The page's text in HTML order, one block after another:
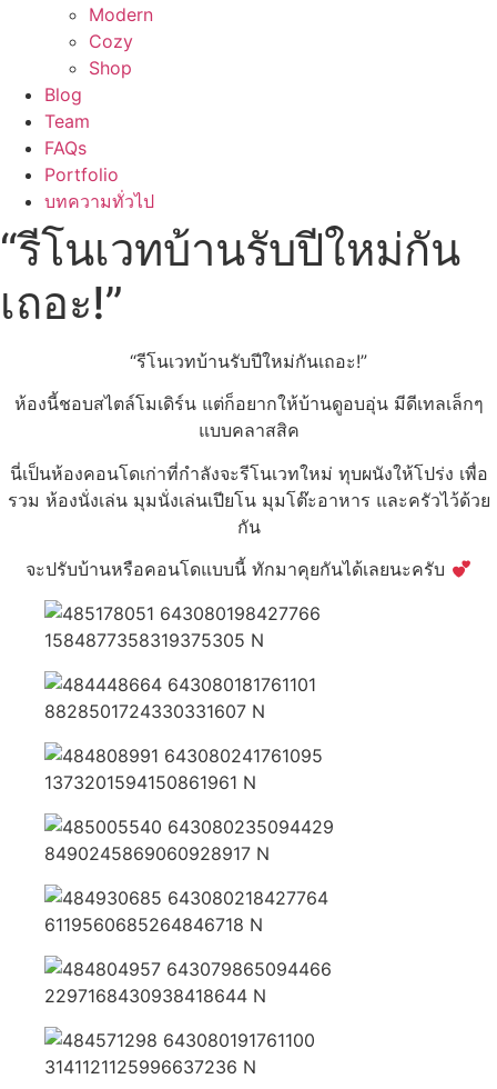
Modern
Cozy
Shop
Blog
Team
FAQs
Portfolio
บทความทั่วไป
“รีโนเวทบ้านรับปีใหม่กัน
เถอะ!”
“รีโนเวทบ้านรับปีใหม่กันเถอะ!”
ห้องนี้ชอบสไตล์โมเดิร์น แต่ก็อยากให้บ้านดูอบอุ่น มีดีเทลเล็กๆ
แบบคลาสสิค
นี่เป็นห้องคอนโดเก่าที่กำลังจะรีโนเวทใหม่ ทุบผนังให้โปร่ง เพื่อ
รวม ห้องนั่งเล่น มุมนั่งเล่นเปียโน มุมโต๊ะอาหาร และครัวไว้ด้วย
กัน
จะปรับบ้านหรือคอนโดแบบนี้ ทักมาคุยกันได้เลยนะครับ